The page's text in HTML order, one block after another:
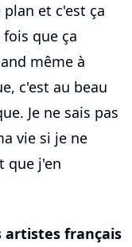
et c'est ça
que ça
même à
c'est au beau
Je ne sais pas
vie si je ne
que j'en
artistes français